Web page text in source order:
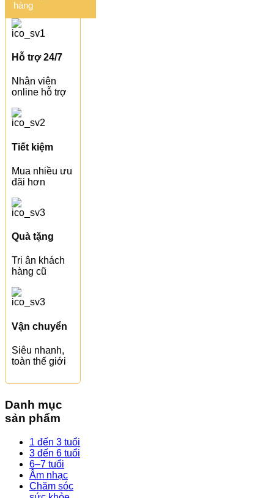
hàng
Hỗ trợ 24/7
Nhân viên
online hỗ trợ
Tiết kiệm
Mua nhiều ưu
đãi hơn
Quà tặng
Tri ân khách
hàng cũ
Vận chuyển
Siêu nhanh,
toàn thế giới
Danh mục
sản phẩm
1 đến 3 tuổi
3 đến 6 tuổi
6–7 tuổi
Âm nhạc
Chăm sóc